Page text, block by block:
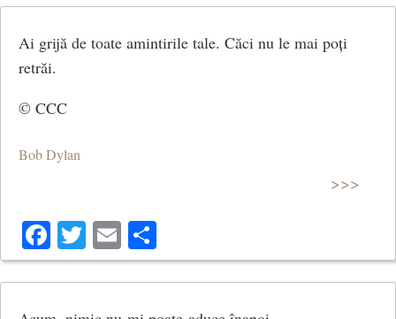
Ai grijă de toate amintirile tale. Căci nu le mai poți
retrăi.
© CCC
Bob Dylan
>>>
Facebook
Twitter
Email